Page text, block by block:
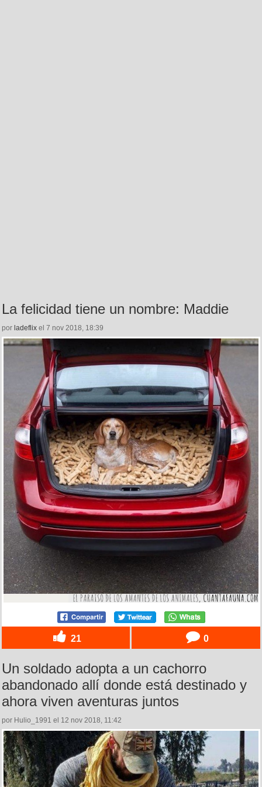
La felicidad tiene un nombre: Maddie
por ladeflix el 7 nov 2018, 18:39
21 0
Un soldado adopta a un cachorro
abandonado allí donde está destinado y
ahora viven aventuras juntos
por Hulio_1991 el 12 nov 2018, 11:42